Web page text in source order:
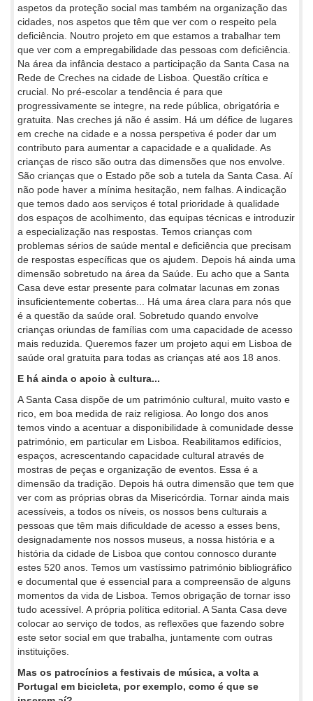
aspetos da proteção social mas também na organização das
cidades, nos aspetos que têm que ver com o respeito pela
deficiência. Noutro projeto em que estamos a trabalhar tem
que ver com a empregabilidade das pessoas com deficiência.
Na área da infância destaco a participação da Santa Casa na
Rede de Creches na cidade de Lisboa. Questão crítica e
crucial. No pré-escolar a tendência é para que
progressivamente se integre, na rede pública, obrigatória e
gratuita. Nas creches já não é assim. Há um défice de lugares
em creche na cidade e a nossa perspetiva é poder dar um
contributo para aumentar a capacidade e a qualidade. As
crianças de risco são outra das dimensões que nos envolve.
São crianças que o Estado põe sob a tutela da Santa Casa. Aí
não pode haver a mínima hesitação, nem falhas. A indicação
que temos dado aos serviços é total prioridade à qualidade
dos espaços de acolhimento, das equipas técnicas e introduzir
a especialização nas respostas. Temos crianças com
problemas sérios de saúde mental e deficiência que precisam
de respostas específicas que os ajudem. Depois há ainda uma
dimensão sobretudo na área da Saúde. Eu acho que a Santa
Casa deve estar presente para colmatar lacunas em zonas
insuficientemente cobertas... Há uma área clara para nós que
é a questão da saúde oral. Sobretudo quando envolve
crianças oriundas de famílias com uma capacidade de acesso
mais reduzida. Queremos fazer um projeto aqui em Lisboa de
saúde oral gratuita para todas as crianças até aos 18 anos.
E há ainda o apoio à cultura...
A Santa Casa dispõe de um património cultural, muito vasto e
rico, em boa medida de raiz religiosa. Ao longo dos anos
temos vindo a acentuar a disponibilidade à comunidade desse
património, em particular em Lisboa. Reabilitamos edifícios,
espaços, acrescentando capacidade cultural através de
mostras de peças e organização de eventos. Essa é a
dimensão da tradição. Depois há outra dimensão que tem que
ver com as próprias obras da Misericórdia. Tornar ainda mais
acessíveis, a todos os níveis, os nossos bens culturais a
pessoas que têm mais dificuldade de acesso a esses bens,
designadamente nos nossos museus, a nossa história e a
história da cidade de Lisboa que contou connosco durante
estes 520 anos. Temos um vastíssimo património bibliográfico
e documental que é essencial para a compreensão de alguns
momentos da vida de Lisboa. Temos obrigação de tornar isso
tudo acessível. A própria política editorial. A Santa Casa deve
colocar ao serviço de todos, as reflexões que fazendo sobre
este setor social em que trabalha, juntamente com outras
instituições.
Mas os patrocínios a festivais de música, a volta a
Portugal em bicicleta, por exemplo, como é que se